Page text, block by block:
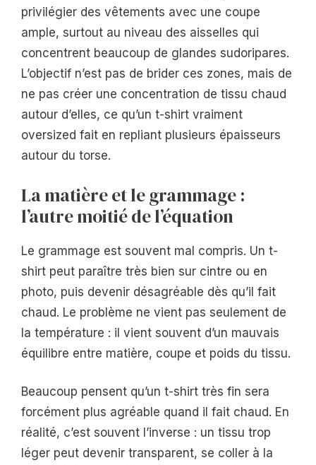
privilégier des vêtements avec une coupe
ample, surtout au niveau des aisselles qui
concentrent beaucoup de glandes sudoripares.
L’objectif n’est pas de brider ces zones, mais de
ne pas créer une concentration de tissu chaud
autour d’elles, ce qu’un t-shirt vraiment
oversized fait en repliant plusieurs épaisseurs
autour du torse.
La matière et le grammage :
l’autre moitié de l’équation
Le grammage est souvent mal compris. Un t-
shirt peut paraître très bien sur cintre ou en
photo, puis devenir désagréable dès qu’il fait
chaud. Le problème ne vient pas seulement de
la température : il vient souvent d’un mauvais
équilibre entre matière, coupe et poids du tissu.
Beaucoup pensent qu’un t-shirt très fin sera
forcément plus agréable quand il fait chaud. En
réalité, c’est souvent l’inverse : un tissu trop
léger peut devenir transparent, se coller à la